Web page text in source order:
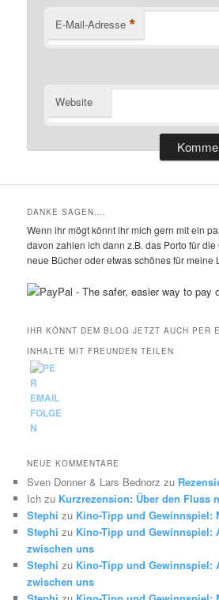
E-Mail-Adresse *
Website
DANKE SAGEN….
Wenn ihr mögt könnt ihr mich gern mit ein
davon zahlen ich dann z.B. das Porto für
neue Bücher oder etwas schönes für meine
IHR KÖNNT DEM BLOG JETZT AUCH PER
INHALTE MIT FREUNDEN TEILEN
NEUE KOMMENTARE
Sven Donner & Lars Bednorz zu
Ich zu Kurzrezension: Über den Fluss
Stephi zu Kino-Tipp und Gewinnspiel:
Stephi zu Kino-Tipp und Gewinnspiel:
zwischen uns
Stephi zu Kino-Tipp und Gewinnspiel:
zwischen uns